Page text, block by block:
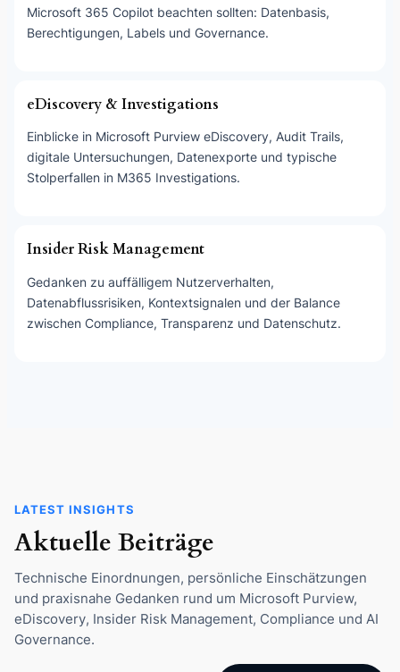
Microsoft 365 Copilot beachten sollten: Datenbasis,
Berechtigungen, Labels und Governance.
eDiscovery & Investigations
Einblicke in Microsoft Purview eDiscovery, Audit Trails,
digitale Untersuchungen, Datenexporte und typische
Stolperfallen in M365 Investigations.
Insider Risk Management
Gedanken zu auffälligem Nutzerverhalten,
Datenabflussrisiken, Kontextsignalen und der Balance
zwischen Compliance, Transparenz und Datenschutz.
LATEST INSIGHTS
Aktuelle Beiträge
Technische Einordnungen, persönliche Einschätzungen
und praxisnahe Gedanken rund um Microsoft Purview,
eDiscovery, Insider Risk Management, Compliance und AI
Governance.